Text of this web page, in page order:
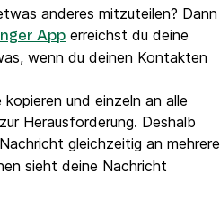
anderes mitzuteilen? Dann
App erreichst du deine
wenn du deinen Kontakten
und einzeln an alle
Herausforderung. Deshalb
gleichzeitig an mehrere
sieht deine Nachricht